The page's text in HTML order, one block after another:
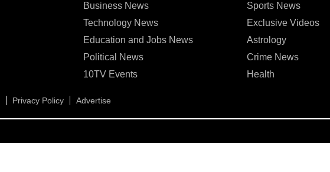
Business News
Technology News
Education and Jobs News
Political News
10TV Events
Sports News
Exclusive Videos
Astrology
Crime News
Health
Privacy Policy Advertise